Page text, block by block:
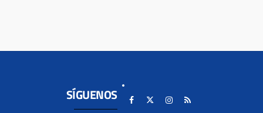
SÍGUENOS